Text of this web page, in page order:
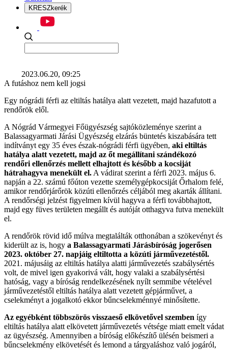
KRESZkerék
2023.06.20, 09:25
A futáshoz nem kell jogsi
Egy nógrádi férfi az eltiltás hatálya alatt vezetett, majd hazafutott a
rendőrök elől.
A Nógrád Vármegyei Főügyészség sajtóközleménye szerint a
Balassagyarmati Járási Ügyészség elzárás büntetés kiszabására tett
indítványt egy 35 éves észak-nógrádi férfi ügyében, aki eltiltás
hatálya alatt vezetett, majd az őt megállítani szándékozó
rendőri ellenőrzés mellett elhajtott és később a kocsiját
hátrahagyva menekült el. A vádirat szerint a férfi 2023. május 6.
napján a 22. számú főúton vezette személygépkocsiját Őrhalom felé,
amikor rendőrjárőrök közúti ellenőrzés céljából meg akarták állítani.
A rendőrségi jelzést figyelmen kívül hagyva a férfi továbbhajtott,
majd egy füves területen megállt és autóját otthagyva futva menekült
el.
A rendőrök rövid idő múlva megtalálták otthonában a szökevényt és
kiderült az is, hogy a Balassagyarmati Járásbíróság jogerősen
2023. október 27. napjáig eltiltotta a közúti járművezetéstől.
2021. májusáig az eltiltás hatálya alatti járművezetés szabálysértés
volt, de mivel igen gyakorivá vált, hogy valaki a szabálysértési
hatóság, vagy a bíróság rendelkezésének nyílt semmibe vételével
járművezetéstől eltiltás hatálya alatt vezetett gépjárművet, a
cselekményt a jogalkotó ekkor bűncselekménnyé minősítette.
Az egyébként többszörös visszaeső elkövetővel szemben így
eltiltás hatálya alatt elkövetett járművezetés vétsége miatt emelt vádat
az ügyészség. Amennyiben a bíróság előkészítő ülésén beismeri a
bűncselekmény elkövetését és lemond a tárgyaláshoz való jogáról,